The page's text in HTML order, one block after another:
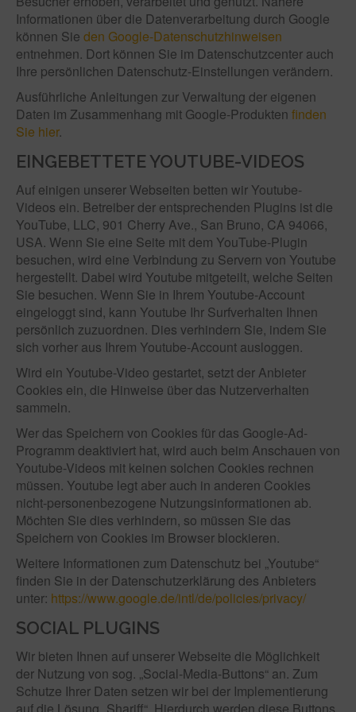
Informationen über die Datenverarbeitung durch Google
können Sie den Google-Datenschutzhinweisen
entnehmen. Dort können Sie im Datenschutzcenter auch
Ihre persönlichen Datenschutz-Einstellungen verändern.
Ausführliche Anleitungen zur Verwaltung der eigenen
Daten im Zusammenhang mit Google-Produkten finden
Sie hier.
EINGEBETTETE YOUTUBE-VIDEOS
Auf einigen unserer Webseiten betten wir Youtube-
Videos ein. Betreiber der entsprechenden Plugins ist die
YouTube, LLC, 901 Cherry Ave., San Bruno, CA 94066,
USA. Wenn Sie eine Seite mit dem YouTube-Plugin
besuchen, wird eine Verbindung zu Servern von Youtube
hergestellt. Dabei wird Youtube mitgeteilt, welche Seiten
Sie besuchen. Wenn Sie in Ihrem Youtube-Account
eingeloggt sind, kann Youtube Ihr Surfverhalten Ihnen
persönlich zuzuordnen. Dies verhindern Sie, indem Sie
sich vorher aus Ihrem Youtube-Account ausloggen.
Wird ein Youtube-Video gestartet, setzt der Anbieter
Cookies ein, die Hinweise über das Nutzerverhalten
sammeln.
Wer das Speichern von Cookies für das Google-Ad-
Programm deaktiviert hat, wird auch beim Anschauen von
Youtube-Videos mit keinen solchen Cookies rechnen
müssen. Youtube legt aber auch in anderen Cookies
nicht-personenbezogene Nutzungsinformationen ab.
Möchten Sie dies verhindern, so müssen Sie das
Speichern von Cookies im Browser blockieren.
Weitere Informationen zum Datenschutz bei „Youtube“
finden Sie in der Datenschutzerklärung des Anbieters
unter: https://www.google.de/intl/de/policies/privacy/
SOCIAL PLUGINS
Wir bieten Ihnen auf unserer Webseite die Möglichkeit
der Nutzung von sog. „Social-Media-Buttons“ an. Zum
Schutze Ihrer Daten setzen wir bei der Implementierung